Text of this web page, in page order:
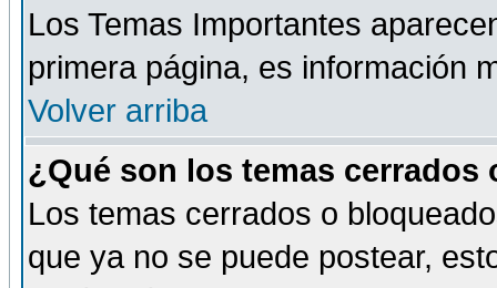
Los Temas Importantes
primera página, es información
Volver arriba
¿Qué son los temas cerrados
Los temas cerrados o
que ya no se puede postear,